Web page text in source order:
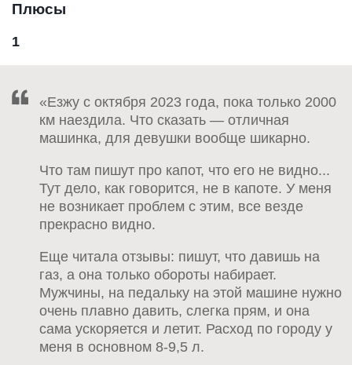
Плюсы
1
«Езжу с октября 2023 года, пока только 2000
км наездила. Что сказать — отличная
машинка, для девушки вообще шикарно.
Что там пишут про капот, что его не видно...
Тут дело, как говорится, не в капоте. У меня
не возникает проблем с этим, все везде
прекрасно видно.
Еще читала отзывы: пишут, что давишь на
газ, а она только обороты набирает.
Мужчины, на педальку на этой машине нужно
очень плавно давить, слегка прям, и она
сама ускоряется и летит. Расход по городу у
меня в основном 8-9,5 л.